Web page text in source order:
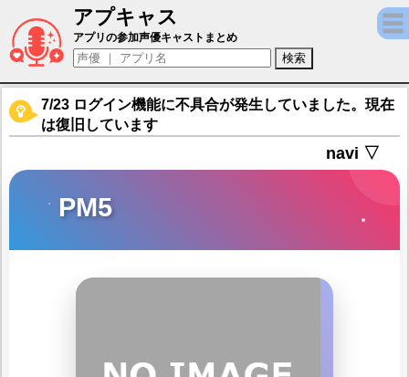
アプキャス
PM5（声優：丹下桜)【ドールズフロントラ
アプリの参加声優キャストまとめ
7/23 ログイン機能に不具合が発生していました。現在
は復旧しています
navi ▽
PM5